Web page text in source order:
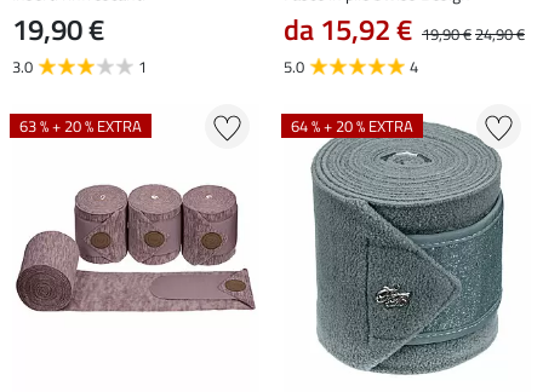
19,90 €
3.0 1
da 15,92 € 19,90 €24,90 €
5.0
4
63 % + 20 % EXTRA 64 % + 20 % EXTRA